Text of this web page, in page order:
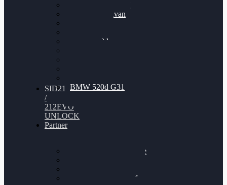
VW Passat 2.0TDI
VW T6 Multivan
BMW 120d
BMW 520d G31
SID212
/
212EVO
UNLOCK
Partner
Bilgenroth Performance
Chiptuning Schüttorf